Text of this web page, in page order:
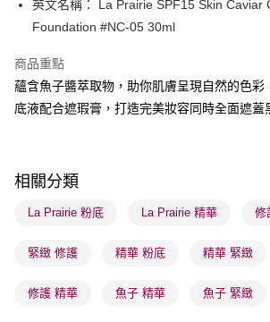
WeChat Pay
送貨方式
順豐自助櫃 - 確認發貨後1-3個工作天送達
順豐站及營業點 - 確認發貨後1-3個工作天送達
物流公司進行物流配送
英文名稱： La Prairie SPF15 Skin Caviar
Foundation #NC-05 30ml
商品重點
蘊含魚子醬萃取物，助你肌膚呈現自然的色彩
底液配合遮瑕膏，打造完美妝容同時全面遮蓋
相關分類
La Prairie 粉底 La Prairie 精華 修
緊緻 修護 精華 粉底 精華 緊緻
修護 精華 魚子 精華 魚子 緊緻